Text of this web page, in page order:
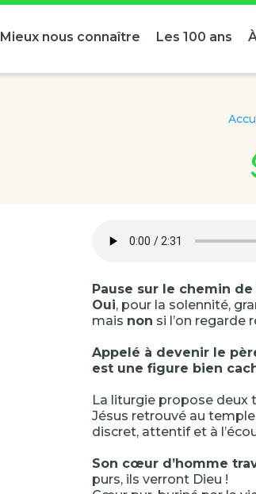
Mieux nous connaître Les 100 ans
Pause sur le chemin
Oui, pour la solennité,
mais non si l’on regarde
Appelé à devenir le
est une figure bien
La liturgie propose deux
Jésus retrouvé au
discret, attentif et à
Son cœur d’homme
purs, ils verront Dieu !